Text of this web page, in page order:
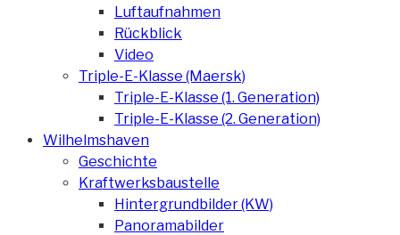
Luftaufnahmen
Rückblick
Video
Triple-E-Klasse (Maersk)
Triple-E-Klasse (1. Generation)
Triple-E-Klasse (2. Generation)
Wilhelmshaven
Geschichte
Kraftwerksbaustelle
Hintergrundbilder (KW)
Panoramabilder